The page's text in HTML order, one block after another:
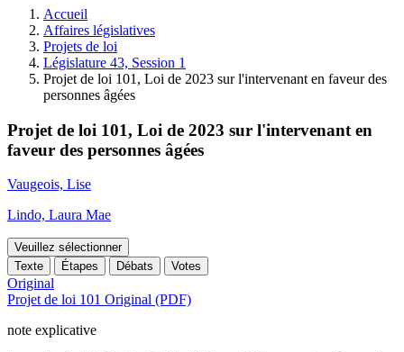
législative.
Accueil
Affaires législatives
Projets de loi
Législature 43, Session 1
Projet de loi 101, Loi de 2023 sur l'intervenant en faveur des
personnes âgées
Projet de loi 101, Loi de 2023 sur l'intervenant en
faveur des personnes âgées
Vaugeois, Lise
Lindo, Laura Mae
Veuillez sélectionner
Texte
Étapes Débats Votes
Original
Projet de loi 101 Original (PDF)
note explicative